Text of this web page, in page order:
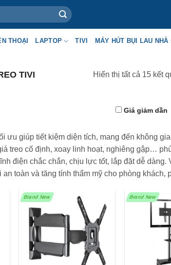
THOẠI LAPTOP TIVI MÁY HÚT BỤI LAU NHÀ
TIVI Hiển thị tất cả 15 kết
Giá giảm dần
ưu giúp tiết kiệm diện tích, mang đến không
treo cố định, xoay linh hoạt, nghiêng gập…
điện chắc chắn, chịu lực tốt, lắp đặt dễ
toàn và tăng tính thẩm mỹ cho phòng khách,
Brand New Brand New